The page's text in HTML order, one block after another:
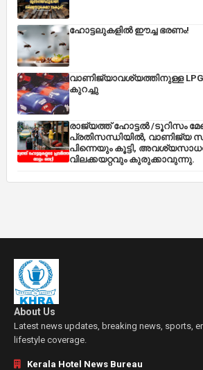
ഹോട്ടലുകളിൽ ഈച്ച ഭരണം!
വാണിജ്യാവശ്യത്തിനുള്ള LPG
കുറച്ചു
രാജ്യത്ത് ഹോട്ടൽ /ടൂറിസം
പ്രതിസന്ധിയിൽ, വാണിജ്യ
പിന്നെയും കൂട്ടി,
വിലക്കയറ്റവും കുരുക്കാവുന്നു.
About Us
Latest news updates, breaking news, sports,
lifestyle coverage.
Kerala Hotel News Bureau